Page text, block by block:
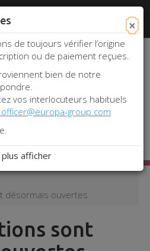
×
de toujours vérifier l’origine
ou de paiement reçues.
bien de notre
vos interlocuteurs habituels
group.com
plus afficher
connecte
désormais ouvertes
sont